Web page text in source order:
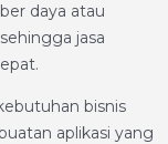
daya atau
jasa
bisnis
aplikasi yang